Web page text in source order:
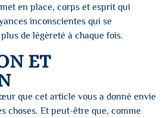
en place, corps et esprit qui
inconscientes qui se
de légèreté à chaque fois.
ET
que cet article vous a donné envie
choses. Et peut-être que, comme